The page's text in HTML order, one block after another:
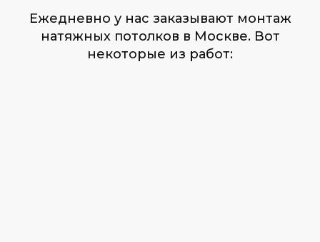
Ежедневно у нас заказывают монтаж
натяжных потолков в Москве. Вот
некоторые из работ: